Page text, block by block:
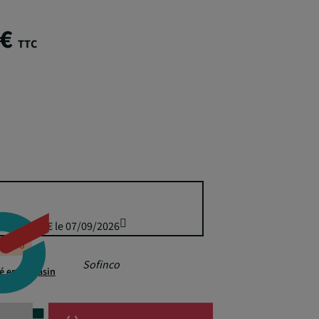
TTC
Sofinco
419,40 € le 07/09/2026
en magasin